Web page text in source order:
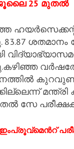
25 മുതല്‍
83.87 ശതമാനം
മന്ത്രി
സേ